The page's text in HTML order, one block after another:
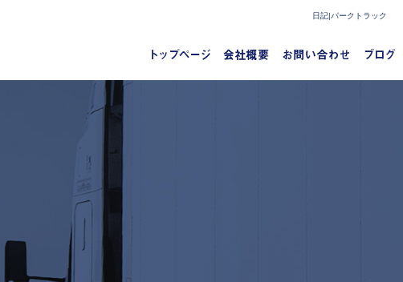
日記|パークトラック